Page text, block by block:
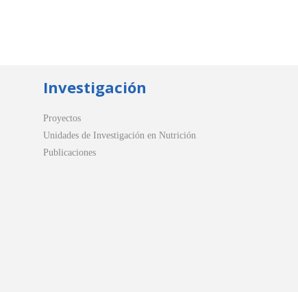
Investigación
Proyectos
Unidades de Investigación en Nutrición
Publicaciones